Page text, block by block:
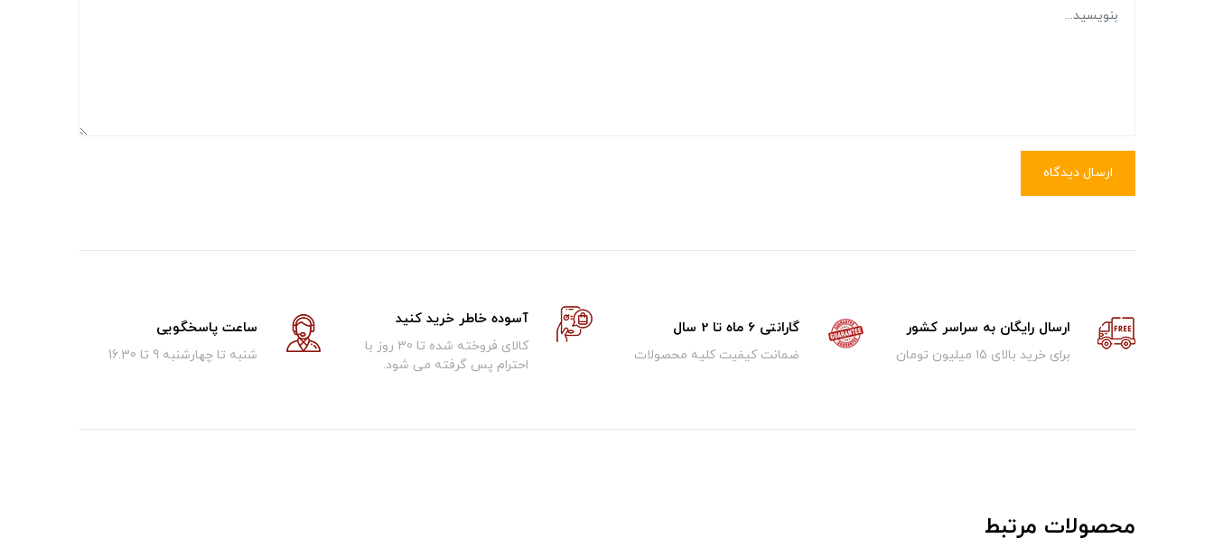
ارسال دیدگاه
ارسال رایگان به سراسر کشور
برای خرید بالای ۱5 میلیون تومان
گارانتی 6 ماه تا 2 سال
ضمانت کیفیت کلیه محصولات
آسوده خاطر خرید کنید
کالای فروخته شده تا 30 روز با
احترام پس گرفته می شود.
ساعت پاسخگویی
شنبه تا چهارشنبه 9 تا 16.30
محصولات مرتبط